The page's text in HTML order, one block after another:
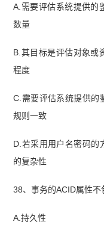
A.需要评估系统提供的
数量
B.其目标是评估对象或
程度
C.需要评估系统提供的
规则一致
D.若采用用户名密码的
的复杂性
38、事务的ACID属性不
A.持久性